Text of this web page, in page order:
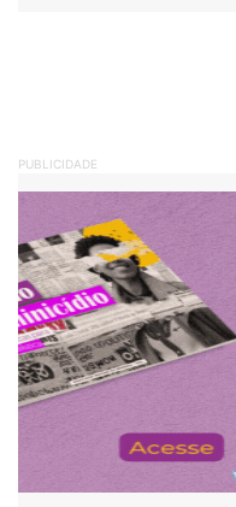
PUBLICIDADE